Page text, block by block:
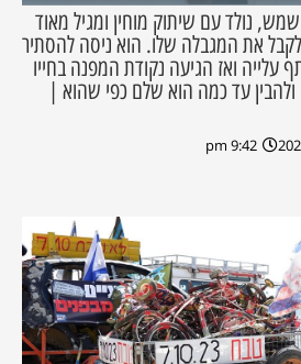
(בן 10) מבית שמש, נולד עם שיתוק מוחין ומגיל מאוד
את המגבלה שלו. הוא ניסה להסתיר
עלייה ואז הגיעה נקודת המפנה בחייו
עד כמה הוא שלם כפי שהוא |
9:42 pm